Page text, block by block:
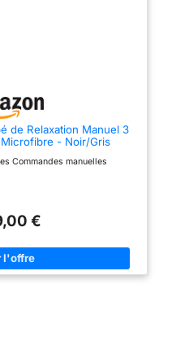
de Relaxation Manuel 3
- Noir/Gris
Commandes manuelles
€